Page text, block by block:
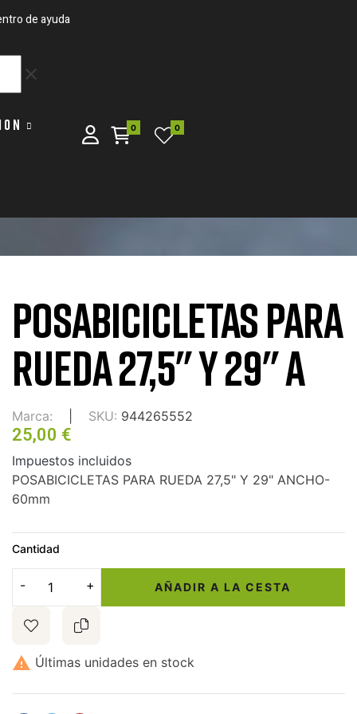
de ayuda
clear
0 0
POSABICICLETAS PARA
RUEDA 27,5" Y 29" A
Marca: SKU: 944265552
25,00 €
Impuestos incluidos
POSABICICLETAS PARA RUEDA 27,5" Y 29" ANCHO-
60mm
Cantidad
AÑADIR A LA CESTA
 Últimas unidades en stock